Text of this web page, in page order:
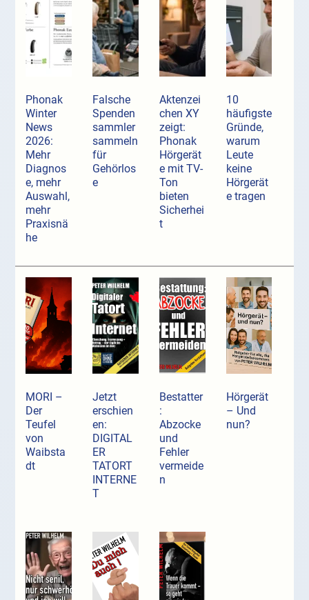
Phonak
Winter
News
2026:
Mehr
Diagnos
e, mehr
Auswahl,
mehr
Praxisnä
he
Falsche
Spenden
sammler
sammeln
für
Gehörlos
e
Aktenzei
chen XY
zeigt:
Phonak
Hörgerät
e mit TV-
Ton
bieten
Sicherhei
t
10
häufigste
Gründe,
warum
Leute
keine
Hörgerät
e tragen
MORI –
Der
Teufel
von
Waibsta
dt
Jetzt
erschien
en:
DIGITAL
ER
TATORT
INTERNE
T
Bestatter
:
Abzocke
und
Fehler
vermeide
n
Hörgerät
– Und
nun?